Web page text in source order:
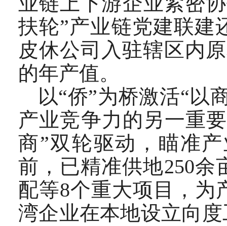
扶轮”产业链党建联建
皮休公司入驻辖区内
的年产值。
以“侨”为桥激活“以
产业竞争力的另一重
商”双轮驱动，瞄准
前，已精准供地250
配等8个重大项目，为
湾企业在本地设立向